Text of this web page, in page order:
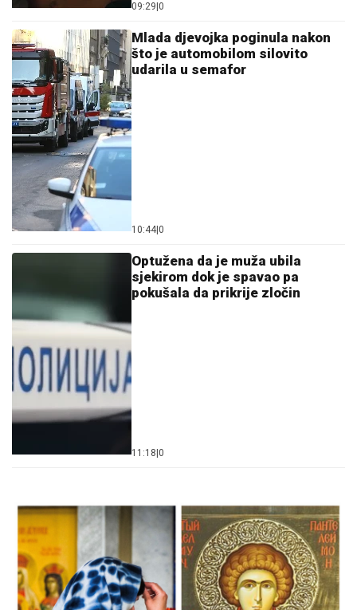
09:29|0
Mlada djevojka poginula nakon
što je automobilom silovito
udarila u semafor
10:44|0
Optužena da je muža ubila
sjekirom dok je spavao pa
pokušala da prikrije zločin
11:18|0